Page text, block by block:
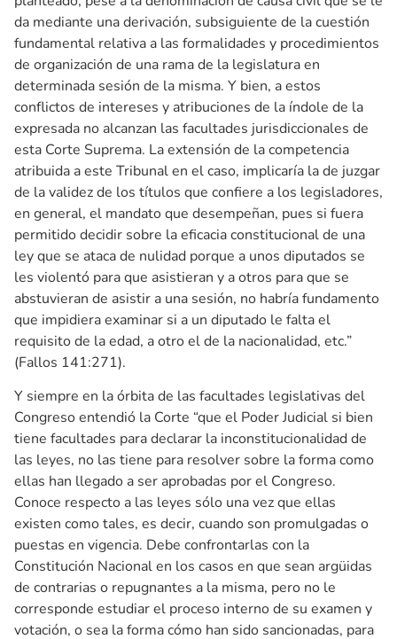
da mediante una derivación, subsiguiente de la cuestión
fundamental relativa a las formalidades y procedimientos
de organización de una rama de la legislatura en
determinada sesión de la misma. Y bien, a estos
conflictos de intereses y atribuciones de la índole de la
expresada no alcanzan las facultades jurisdiccionales de
esta Corte Suprema. La extensión de la competencia
atribuida a este Tribunal en el caso, implicaría la de juzgar
de la validez de los títulos que confiere a los legisladores,
en general, el mandato que desempeñan, pues si fuera
permitido decidir sobre la eficacia constitucional de una
ley que se ataca de nulidad porque a unos diputados se
les violentó para que asistieran y a otros para que se
abstuvieran de asistir a una sesión, no habría fundamento
que impidiera examinar si a un diputado le falta el
requisito de la edad, a otro el de la nacionalidad, etc.”
(Fallos 141:271).
Y siempre en la órbita de las facultades legislativas del
Congreso entendió la Corte “que el Poder Judicial si bien
tiene facultades para declarar la inconstitucionalidad de
las leyes, no las tiene para resolver sobre la forma como
ellas han llegado a ser aprobadas por el Congreso.
Conoce respecto a las leyes sólo una vez que ellas
existen como tales, es decir, cuando son promulgadas o
puestas en vigencia. Debe confrontarlas con la
Constitución Nacional en los casos en que sean argüidas
de contrarias o repugnantes a la misma, pero no le
corresponde estudiar el proceso interno de su examen y
votación, o sea la forma cómo han sido sancionadas, para